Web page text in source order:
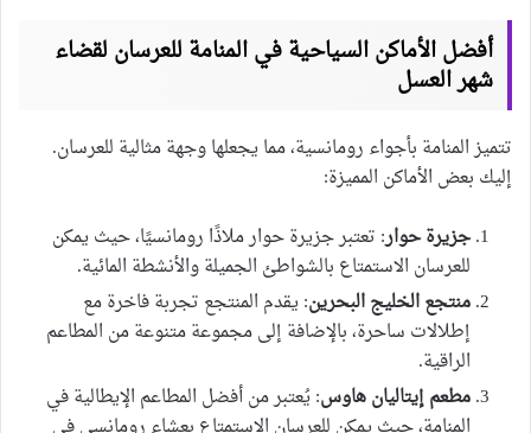
أفضل الأماكن السياحية في المنامة للعرسان لقضاء
شهر العسل
تتميز المنامة بأجواء رومانسية، مما يجعلها وجهة مثالية للعرسان.
إليك بعض الأماكن المميزة:
جزيرة حوار: تعتبر جزيرة حوار ملاذًا رومانسيًا، حيث يمكن
للعرسان الاستمتاع بالشواطئ الجميلة والأنشطة المائية.
منتجع الخليج البحرين: يقدم المنتجع تجربة فاخرة مع
إطلالات ساحرة، بالإضافة إلى مجموعة متنوعة من المطاعم
الراقية.
مطعم إيتاليان هاوس: يُعتبر من أفضل المطاعم الإيطالية في